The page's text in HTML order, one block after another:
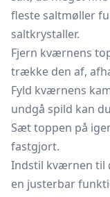
fleste saltmøller
saltkrystaller.
Fjern kværnens
trække den af,
Fyld kværnens
undgå spild kan
Sæt toppen på
fastgjort.
Indstil kværnen til
en justerbar